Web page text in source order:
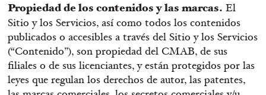
Propiedad de los contenidos y las marcas. El
Sitio y los Servicios, así como todos los contenidos
publicados o accesibles a través del Sitio y los Servicios
(“Contenido”), son propiedad del CMAB, de sus
filiales o de sus licenciantes, y están protegidos por las
leyes que regulan los derechos de autor, las patentes,